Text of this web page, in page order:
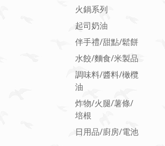
火鍋系列
起司奶油
伴手禮/甜點/鬆餅
水餃/麵食/米製品
調味料/醬料/橄欖
油
炸物/火腿/薯條/
培根
日用品/廚房/電池